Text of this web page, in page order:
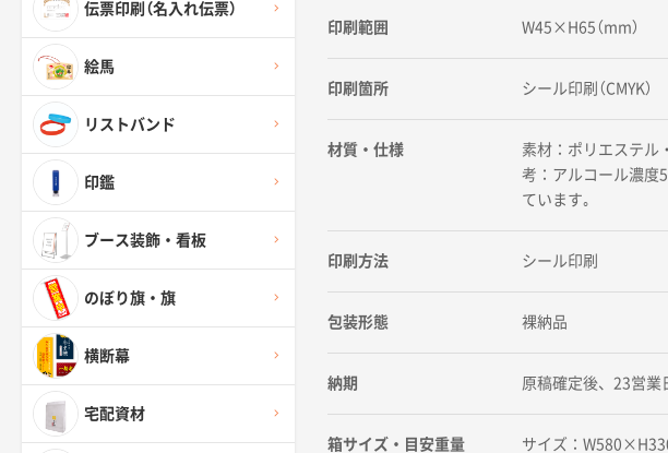
伝票印刷（名入れ伝票）
絵馬
リストバンド
印鑑
ブース装飾・看板
のぼり旗・旗
横断幕
宅配資材
印刷範囲 W45×H65（mm）
印刷箇所 シール印刷（CMYK）
材質・仕様
素材：ポリエステル
考：アルコール濃度
ています｡
印刷方法 シール印刷
包装形態 裸納品
納期 原稿確定後、23営業
箱サイズ・目安重量
サイズ：